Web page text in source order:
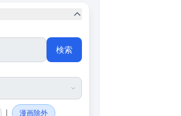
検索
| 漫画除外